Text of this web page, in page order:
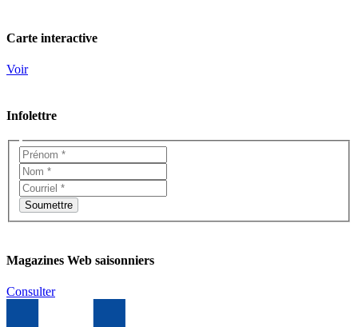
Carte interactive
Voir
Infolettre
Magazines Web saisonniers
Consulter